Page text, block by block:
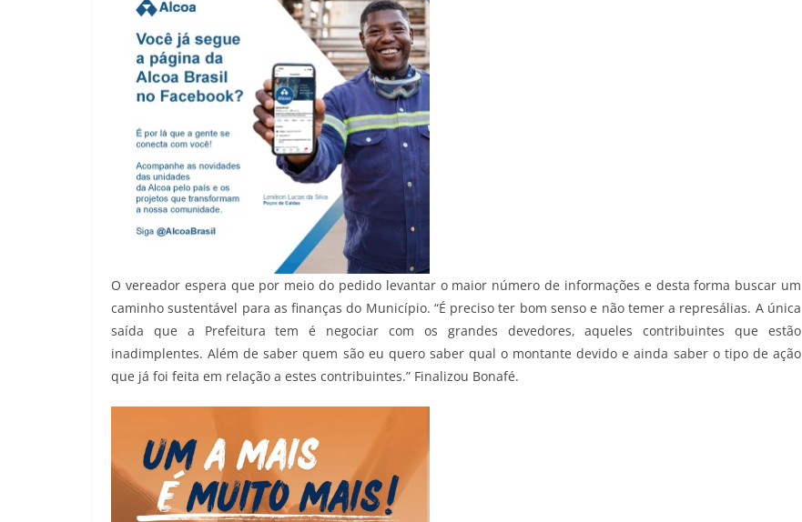
O vereador espera que por meio do pedido levantar o maior número de informações e desta forma buscar um
caminho sustentável para as finanças do Município. “É preciso ter bom senso e não temer a represálias. A única
saída que a Prefeitura tem é negociar com os grandes devedores, aqueles contribuintes que estão
inadimplentes. Além de saber quem são eu quero saber qual o montante devido e ainda saber o tipo de ação
que já foi feita em relação a estes contribuintes.” Finalizou Bonafé.